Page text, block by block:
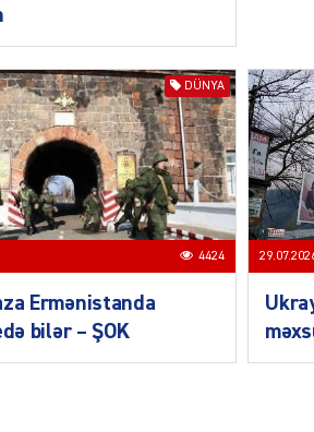
DÜNYA
4424
Ermənistanda
bilər – ŞOK